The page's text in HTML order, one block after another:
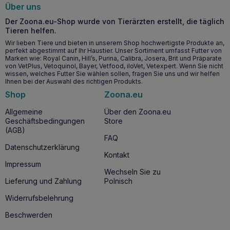
für lang anhaltende Frische.
Befeuchtung und Regeneration– fördert die
Gesundheit der Haut und beugt Trockenheit vor.
Verbessert den Zustand des Fells– reinigt und pflegt
das Fell und verleiht ihm einen seidigen Glanz.
Wann lohnt es sich, JM SANTE Poliderm White
Shampoo zu verwenden?
JM SANTE Poliderm Shampoo Weiß
Hunde und Katzen mit weißem oder hellem Fell, die ihre
natürliche Farbe hervorheben möchten.
Haustiere mit empfindlicher Haut, die eine sanfte Pflege
benötigen.
Tägliche Pflege zur Erhaltung eines gesunden
Aussehens von Haut und Fell.
Beseitigung von unangenehmen Gerüchen nach
Aktivitäten im Freien.
Warum sollten Sie JM SANTE Poliderm
Über uns
Der Zoona.eu-Shop wurde von Tierärzten erstellt, die täglich
Tieren helfen.
Wir lieben Tiere und bieten in unserem Shop hochwertigste Produkte an,
perfekt abgestimmt auf Ihr Haustier. Unser Sortiment umfasst Futter von
Marken wie: Royal Canin, Hill’s, Purina, Calibra, Josera, Brit und Präparate
von VetPlus, Vetoquinol, Bayer, Vetfood, iloVet, Vetexpert. Wenn Sie nicht
wissen, welches Futter Sie wählen sollen, fragen Sie uns und wir helfen
Ihnen bei der Auswahl des richtigen Produkts.
Shop
Allgemeine
Geschäftsbedingungen
(AGB)
Datenschutzerklärung
Impressum
Lieferung und Zahlung
Widerrufsbelehrung
Beschwerden
Zoona.eu
Über den Zoona.eu
Store
FAQ
Kontakt
Wechseln Sie zu
Polnisch